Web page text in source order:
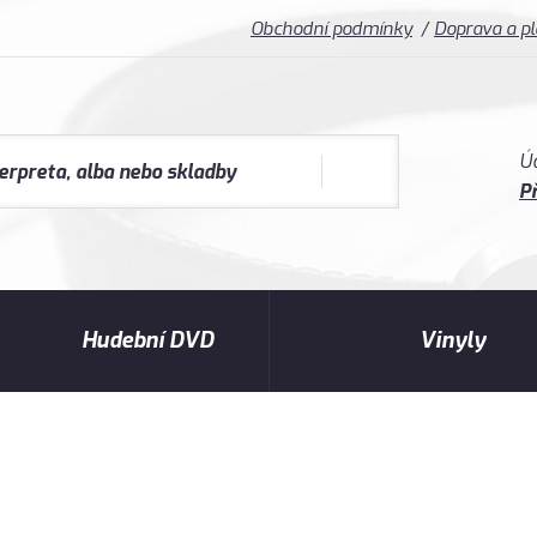
Obchodní podmínky Doprava a
Hudební DVD Vinyly